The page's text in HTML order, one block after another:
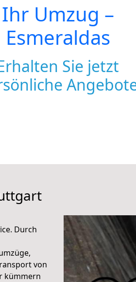
Ihr Umzug –
Esmeraldas
Sie jetzt
Durch
von
kümmern